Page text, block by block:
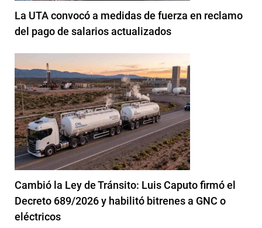
La UTA convocó a medidas de fuerza en reclamo
del pago de salarios actualizados
Cambió la Ley de Tránsito: Luis Caputo firmó el
Decreto 689/2026 y habilitó bitrenes a GNC o
eléctricos